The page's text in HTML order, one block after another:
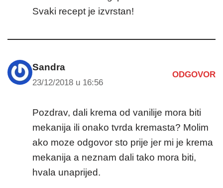
Svaki recept je izvrstan!
Sandra
23/12/2018 u 16:56
ODGOVOR
Pozdrav, dali krema od vanilije mora biti
mekanija ili onako tvrda kremasta? Molim
ako moze odgovor sto prije jer mi je krema
mekanija a neznam dali tako mora biti,
hvala unaprijed.